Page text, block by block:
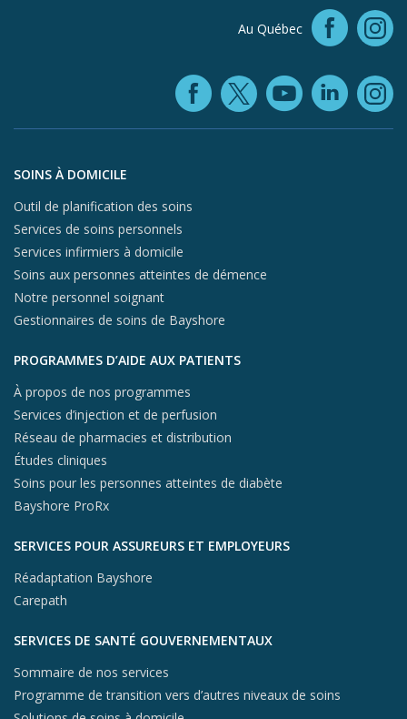
Au Québec
Facebook
X (opens
Aller au contenu du pied de page
SOINS À DOMICILE
Outil de planification des soins
Services de soins personnels
Services infirmiers à domicile
Soins aux personnes atteintes de démence
Notre personnel soignant
Gestionnaires de soins de Bayshore
PROGRAMMES D’AIDE AUX PATIENTS
À propos de nos programmes
Services d’injection et de perfusion
Réseau de pharmacies et distribution
Études cliniques
Soins pour les personnes atteintes de diabète
Bayshore ProRx
SERVICES POUR ASSUREURS ET EMPLOYEURS
Réadaptation Bayshore
Carepath
SERVICES DE SANTÉ GOUVERNEMENTAUX
Sommaire de nos services
Programme de transition vers d’autres niveaux de soins